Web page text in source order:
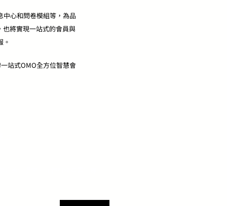
中心和問卷模組等，為品
將實現一站式的會員與
站式OMO全方位智慧會